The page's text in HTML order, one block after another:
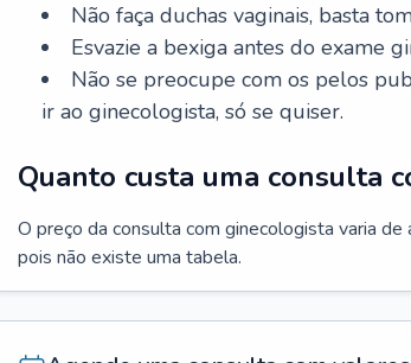
Não faça duchas vaginais, basta
Esvazie a bexiga antes do exame
Não se preocupe com os pelos
ir ao ginecologista, só se quiser.
Quanto custa uma consulta
O preço da consulta com ginecologista varia
pois não existe uma tabela.